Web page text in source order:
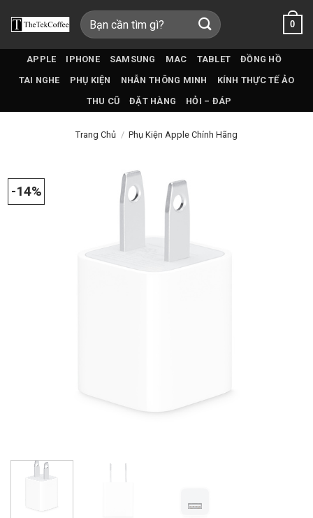
qua
Tìm
kiếm:
0
APPLE IPHONE SAMSUNG MAC TABLET
ĐỒNG HỒ
TAI NGHE
PHỤ KIỆN NHẪN THÔNG MINH
KÍNH THỰC TẾ ẢO
THU CŨ
ĐẶT HÀNG HỎI – ĐÁP
Trang Chủ / Phụ Kiện Apple Chính Hãng
-14%